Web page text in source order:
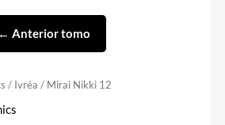
← Anterior tomo
/ Ivréa / Mirai Nikki 12